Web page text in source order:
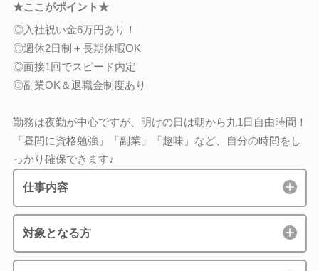
★ここがポイント★
◎入社祝い金6万円あり！
◎週休2日制＋長期休暇OK
◎面接1回でスピード内定
◎副業OK＆退職金制度あり
勤務は夜勤が中心ですが、明けの日は朝から丸1日自由時間！
「昼間に資格勉強」「副業」「趣味」など、自分の時間をし
っかり確保できます♪
仕事内容
対象となる方